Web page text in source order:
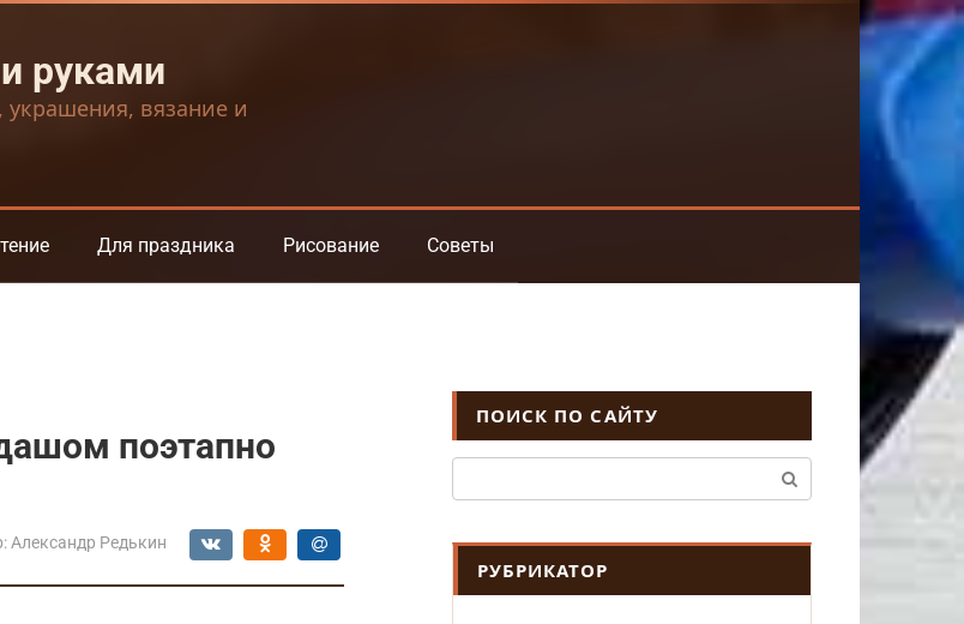
руками
украшения, вязание и
Для праздника Рисование Советы
поэтапно
Александр Редькин
ПОИСК ПО САЙТУ
РУБРИКАТОР